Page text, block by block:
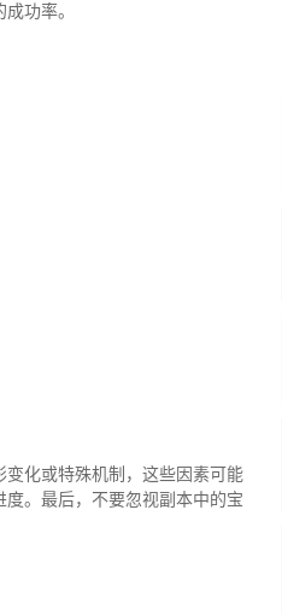
功率。
化或特殊机制，这些因素可能
。最后，不要忽视副本中的宝